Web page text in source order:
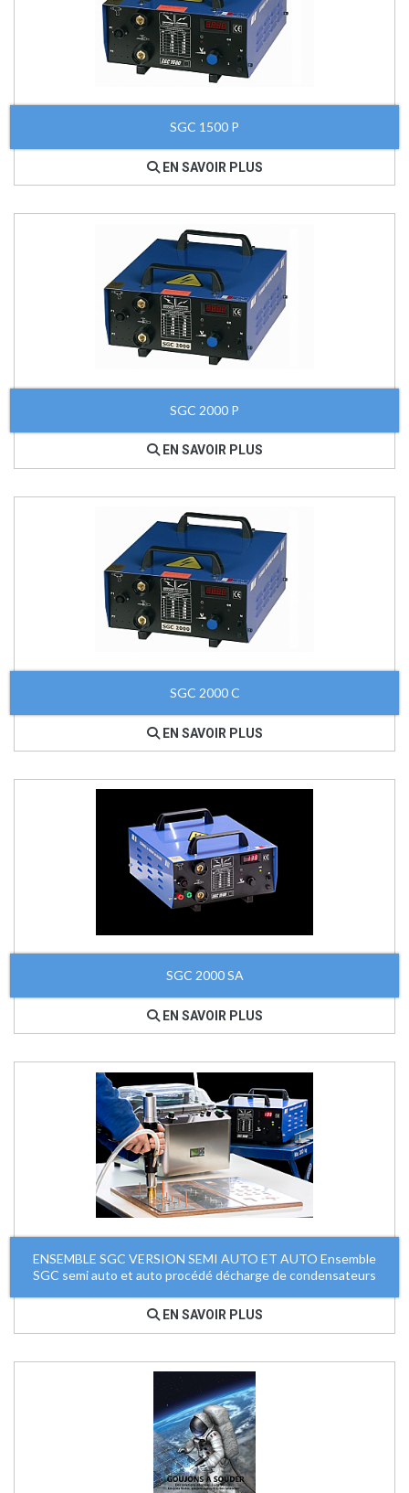
SGC 1500 P
EN SAVOIR PLUS
SGC 2000 P
EN SAVOIR PLUS
SGC 2000 C
EN SAVOIR PLUS
SGC 2000 SA
EN SAVOIR PLUS
ENSEMBLE SGC VERSION SEMI AUTO ET AUTO Ensemble
SGC semi auto et auto procédé décharge de condensateurs
EN SAVOIR PLUS